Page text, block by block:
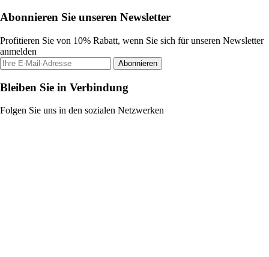
Abonnieren Sie unseren Newsletter
Profitieren Sie von 10% Rabatt, wenn Sie sich für unseren Newsletter
anmelden
Abonnieren
Bleiben Sie in Verbindung
Folgen Sie uns in den sozialen Netzwerken